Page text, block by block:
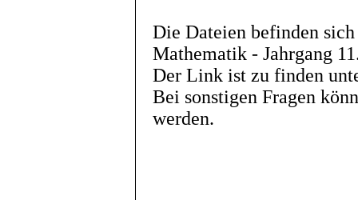
Die Dateien befinden
Mathematik - Jahrgang
Der Link ist zu finden
Bei sonstigen Fragen
werden.